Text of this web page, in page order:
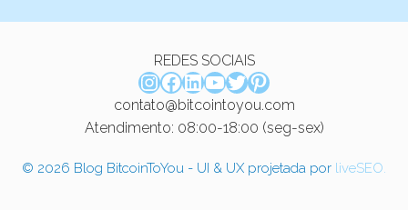
REDES SOCIAIS
Instagram
Facebook
LinkedIn
Youtube
Twitter
Pinterest
contato@bitcointoyou.com
Atendimento: 08:00-18:00 (seg-sex)
© 2026 Blog BitcoinToYou - UI & UX projetada por liveSEO.